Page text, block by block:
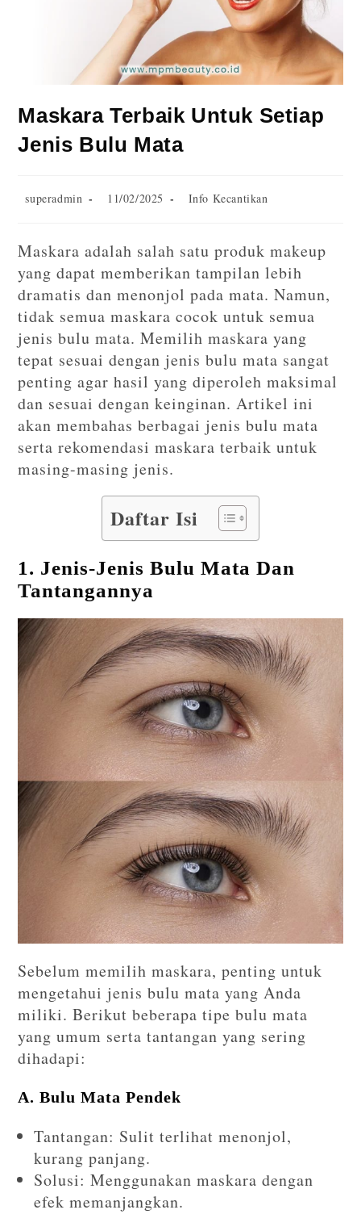
Maskara Terbaik Untuk Setiap
Jenis Bulu Mata
superadmin 11/02/2025 Info Kecantikan
Maskara adalah salah satu produk makeup
yang dapat memberikan tampilan lebih
dramatis dan menonjol pada mata. Namun,
tidak semua maskara cocok untuk semua
jenis bulu mata. Memilih maskara yang
tepat sesuai dengan jenis bulu mata sangat
penting agar hasil yang diperoleh maksimal
dan sesuai dengan keinginan. Artikel ini
akan membahas berbagai jenis bulu mata
serta rekomendasi maskara terbaik untuk
masing-masing jenis.
Daftar Isi
1. Jenis-Jenis Bulu Mata Dan
Tantangannya
Sebelum memilih maskara, penting untuk
mengetahui jenis bulu mata yang Anda
miliki. Berikut beberapa tipe bulu mata
yang umum serta tantangan yang sering
dihadapi:
A. Bulu Mata Pendek
Tantangan: Sulit terlihat menonjol,
kurang panjang.
Solusi: Menggunakan maskara dengan
efek memanjangkan.